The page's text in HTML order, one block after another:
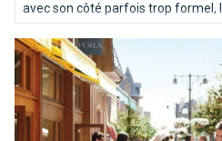
avec son côté parfois trop formel,
classique pour s’habiller
Soyez malins, achetez en Outlets